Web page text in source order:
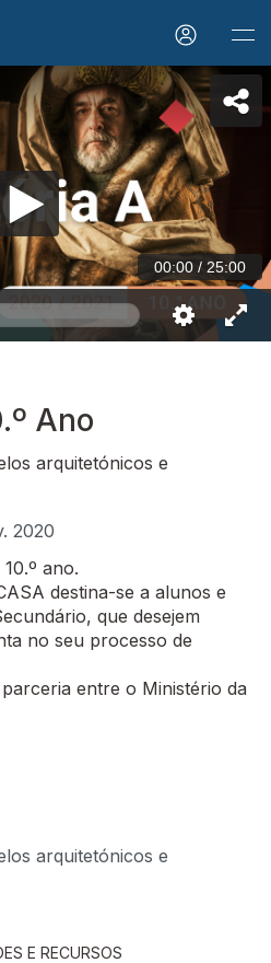
00:00 / 25:00
Ano
arquitetónicos e
2020
ano.
destina-se a alunos e
que desejem
no seu processo de
entre o Ministério da
arquitetónicos e
E RECURSOS